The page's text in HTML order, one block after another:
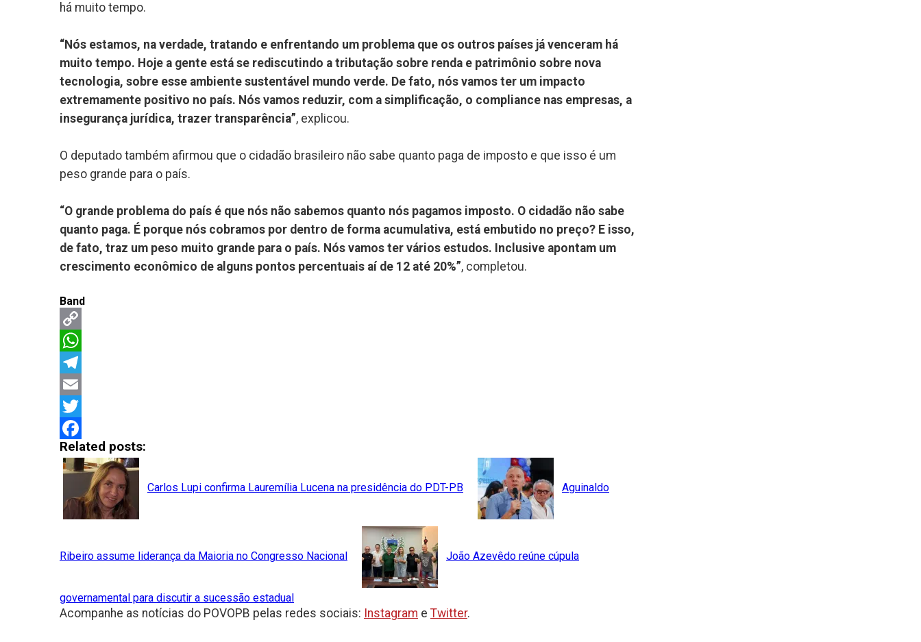
há muito tempo.
“Nós estamos, na verdade, tratando e enfrentando um problema que os outros países já venceram há
muito tempo. Hoje a gente está se rediscutindo a tributação sobre renda e patrimônio sobre nova
tecnologia, sobre esse ambiente sustentável mundo verde. De fato, nós vamos ter um impacto
extremamente positivo no país. Nós vamos reduzir, com a simplificação, o compliance nas empresas, a
insegurança jurídica, trazer transparência”, explicou.
O deputado também afirmou que o cidadão brasileiro não sabe quanto paga de imposto e que isso é um
peso grande para o país.
“O grande problema do país é que nós não sabemos quanto nós pagamos imposto. O cidadão não sabe
quanto paga. É porque nós cobramos por dentro de forma acumulativa, está embutido no preço? E isso,
de fato, traz um peso muito grande para o país. Nós vamos ter vários estudos. Inclusive apontam um
crescimento econômico de alguns pontos percentuais aí de 12 até 20%”, completou.
Band
Copy
Link
WhatsApp
Telegram
Email
Twitter
Facebook
Related posts:
Carlos Lupi confirma Lauremília Lucena na presidência do PDT-PB Aguinaldo
Ribeiro assume liderança da Maioria no Congresso Nacional João Azevêdo reúne cúpula
governamental para discutir a sucessão estadual
Acompanhe as notícias do POVOPB pelas redes sociais: Instagram e Twitter.